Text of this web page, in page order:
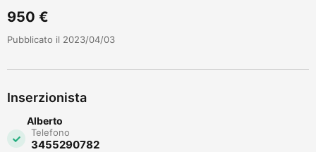
950 €
Pubblicato il 2023/04/03
Inserzionista
Alberto
Telefono
3455290782